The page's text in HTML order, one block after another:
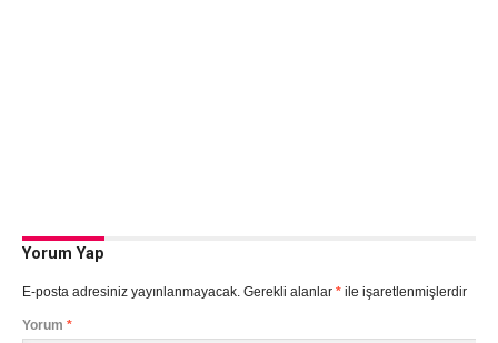
Yorum Yap
E-posta adresiniz yayınlanmayacak. Gerekli alanlar *ile işaretlenmişlerdir
Yorum *